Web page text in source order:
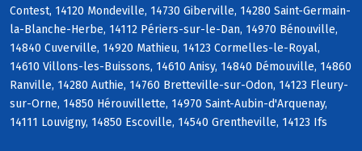
Contest, 14120 Mondeville, 14730 Giberville, 14280 Saint-Germain-
la-Blanche-Herbe, 14112 Périers-sur-le-Dan, 14970 Bénouville,
14840 Cuverville, 14920 Mathieu, 14123 Cormelles-le-Royal,
14610 Villons-les-Buissons, 14610 Anisy, 14840 Démouville, 14860
Ranville, 14280 Authie, 14760 Bretteville-sur-Odon, 14123 Fleury-
sur-Orne, 14850 Hérouvillette, 14970 Saint-Aubin-d'Arquenay,
14111 Louvigny, 14850 Escoville, 14540 Grentheville, 14123 Ifs